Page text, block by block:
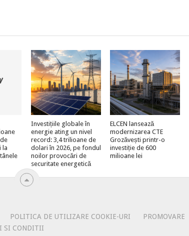
la
Investițiile globale în
energie ating un nivel
record: 3,4 trilioane de
dolari în 2026, pe fondul
noilor provocări de
securitate energetică
ELCEN lansează
modernizarea CTE
Grozăvești printr-o
investiție de 600
milioane lei
POLITICA DE UTILIZARE COOKIE-URI
PROMOVARE
SI CONDITII